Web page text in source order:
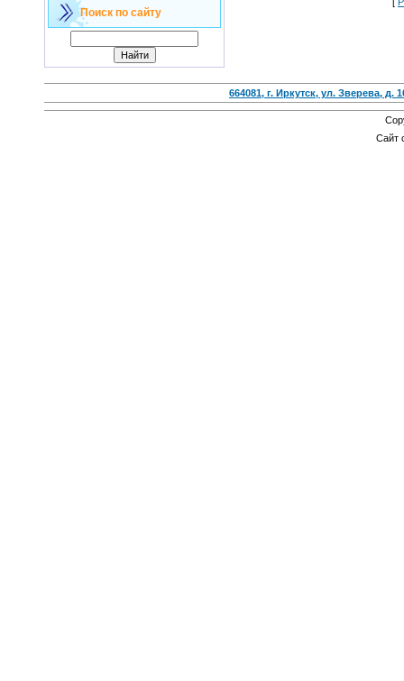
Поиск по сайту
664081, г. Иркутск, ул. Зверева, д.
Сайт